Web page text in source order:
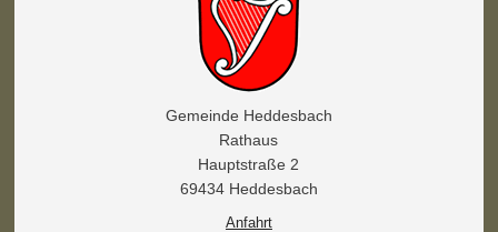
Gemeinde Heddesbach
Rathaus
Hauptstraße 2
69434 Heddesbach
Anfahrt